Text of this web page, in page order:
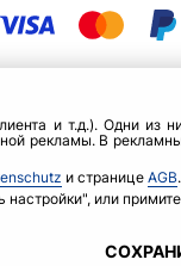
и т.д.). Одни из
рекламы. В
и странице AGB.
или